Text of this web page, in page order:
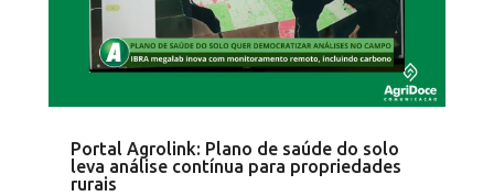
Portal Agrolink: Plano de saúde do solo
leva análise contínua para propriedades
rurais